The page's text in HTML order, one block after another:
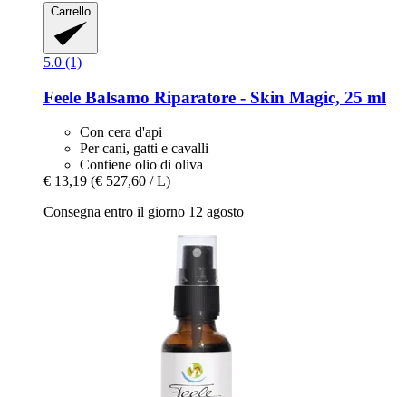
Carrello
5.0 (1)
Feele Balsamo Riparatore -​ Skin Magic, 25 ml
Con cera d'api
Per cani, gatti e cavalli
Contiene olio di oliva
€ 13,19 (€ 527,60 / L)
Consegna entro il giorno 12 agosto